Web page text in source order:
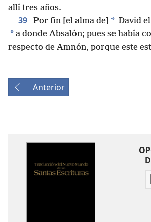
allí tres años.
39 Por fin [el alma de] * David
* a donde Absalón; pues se había
respecto de Amnón, porque este
Anterior